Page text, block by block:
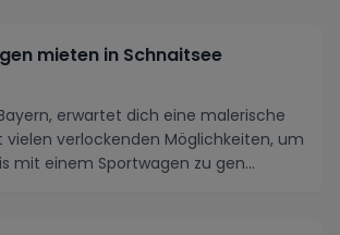
mieten in Schnaitsee
erwartet dich eine malerische
verlockenden Möglichkeiten, um
mit einem Sportwagen zu gen...